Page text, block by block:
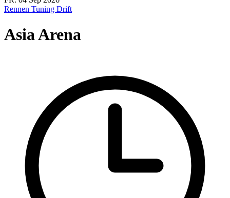
Rennen Tuning Drift
Asia Arena